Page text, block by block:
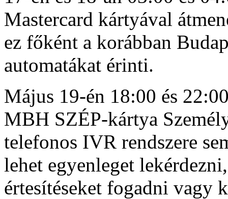
Mastercard kártyával
ez főként a korábban
automatákat érinti.
Május 19-én 18:00 és
MBH SZÉP-kártya
telefonos IVR rendszere
lehet egyenleget
értesítéseket fogadni vagy